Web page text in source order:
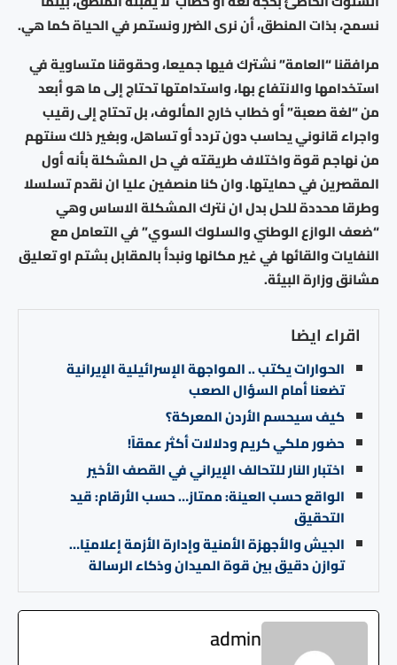
نسمح، بذات المنطق، أن نرى الضرر ونستمر في الحياة كما هي.
مرافقنا “العامة” نشترك فيها جميعا، وحقوقنا متساوية في
استخدامها والانتفاع بها، واستدامتها تحتاج إلى ما هو أبعد
من “لغة صعبة” أو خطاب خارج المألوف، بل تحتاج إلى رقيب
واجراء قانوني يحاسب دون تردد أو تساهل، وبغير ذلك سنتهم
من نهاجم قوة واختلاف طريقته في حل المشكلة بأنه أول
المقصرين في حمايتها. وان كنا منصفين عليا ان نقدم تسلسلا
وطرقا محددة للحل بدل ان نترك المشكلة الاساس وهي
“ضعف الوازع الوطني والسلوك السوي” في التعامل مع
النفايات والقائها في غير مكانها ونبدأ بالمقابل بشتم او تعليق
مشانق وزارة البيئة.
اقراء ايضا
الحوارات يكتب .. المواجهة الإسرائيلية الإيرانية
تضعنا أمام السؤال الصعب
كيف سيحسم الأردن المعركة؟
حضور ملكي كريم ودلالات أكثر عمقاً!
اختبار النار للتحالف الإيراني في القصف الأخير
الواقع حسب العينة: ممتاز… حسب الأرقام: قيد
التحقيق
الجيش والأجهزة الأمنية وإدارة الأزمة إعلاميًا…
توازن دقيق بين قوة الميدان وذكاء الرسالة
admin